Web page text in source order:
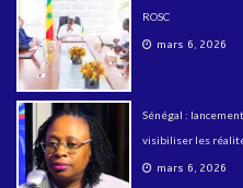
ROSC
mars 6, 2026
Sénégal :
visibiliser les
mars 6, 2026